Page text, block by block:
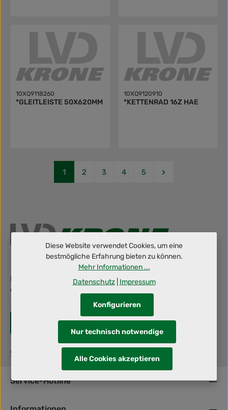
10XQ9118260
*GLEITLEISTE 50X620MM
10XQ9120910
*KETTENRAD 16Z HAE
Seite
1 Seite
2 Seite
3 Seite
4 Seite
5
Berufliche Herausforderung gesucht? Dann schraub' mit uns an
deiner Zukunft!
Jetzt bewerben!
www.lvdkrone.de
Service-Hotline
Diese Website verwendet Cookies, um eine
bestmögliche Erfahrung bieten zu können.
Mehr Informationen ...
Datenschutz| Impressum
Nur technisch notwendige
Konfigurieren
Alle Cookies akzeptieren